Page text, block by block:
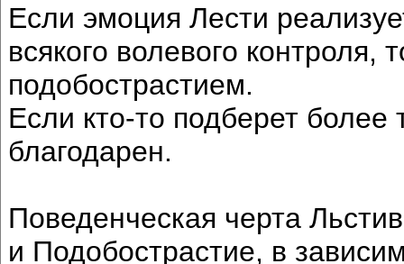
Если эмоция Лести
всякого волевого контроля,
подобострастием.
Если кто-то подберет более
благодарен.
Поведенческая черта
и Подобострастие, в